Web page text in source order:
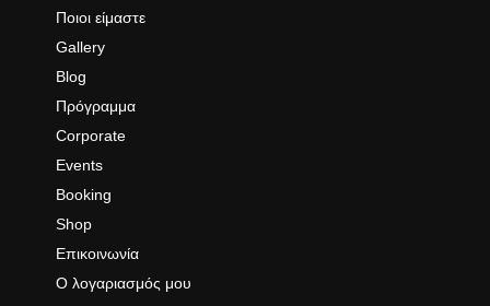
Ποιοι είμαστε
Gallery
Blog
Πρόγραμμα
Corporate
Events
Booking
Shop
Επικοινωνία
Ο λογαριασμός μου